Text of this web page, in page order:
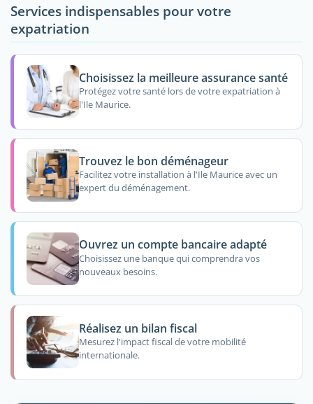
Services indispensables pour votre
expatriation
Choisissez la meilleure assurance santé
Protégez votre santé lors de votre expatriation à
l'Ile Maurice.
Trouvez le bon déménageur
Facilitez votre installation à l'Ile Maurice avec un
expert du déménagement.
Ouvrez un compte bancaire adapté
Choisissez une banque qui comprendra vos
nouveaux besoins.
Réalisez un bilan fiscal
Mesurez l'impact fiscal de votre mobilité
internationale.